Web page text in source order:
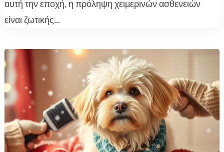
αυτή την εποχή, η πρόληψη χειμερινών ασθενειών
είναι ζωτικής...